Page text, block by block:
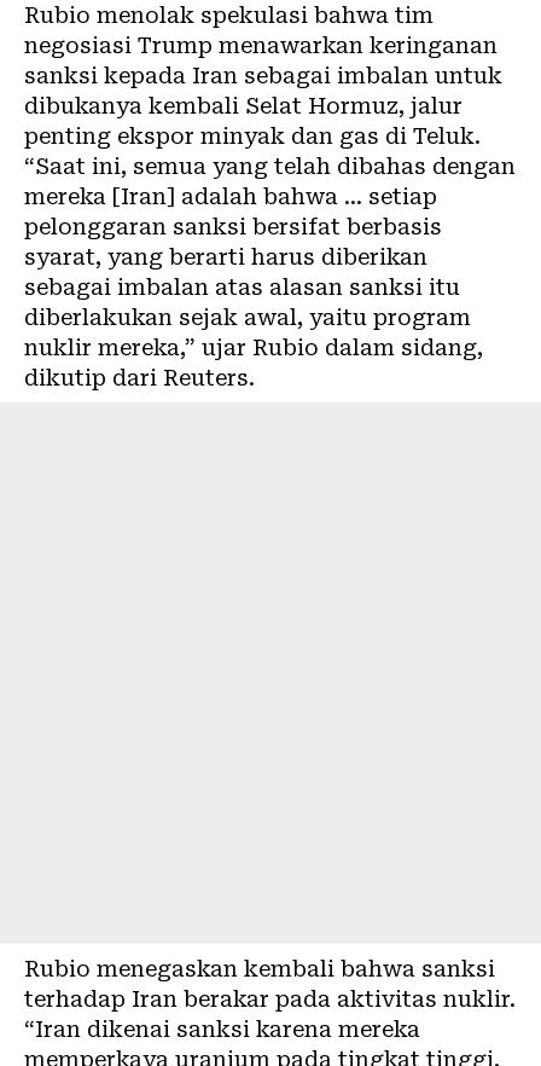
Rubio menolak spekulasi bahwa tim
negosiasi Trump menawarkan keringanan
sanksi kepada Iran sebagai imbalan untuk
dibukanya kembali Selat Hormuz, jalur
penting ekspor minyak dan gas di Teluk.
“Saat ini, semua yang telah dibahas dengan
mereka [Iran] adalah bahwa … setiap
pelonggaran sanksi bersifat berbasis
syarat, yang berarti harus diberikan
sebagai imbalan atas alasan sanksi itu
diberlakukan sejak awal, yaitu program
nuklir mereka,” ujar Rubio dalam sidang,
dikutip dari Reuters.
Rubio menegaskan kembali bahwa sanksi
terhadap Iran berakar pada aktivitas nuklir.
“Iran dikenai sanksi karena mereka
memperkaya uranium pada tingkat tinggi.